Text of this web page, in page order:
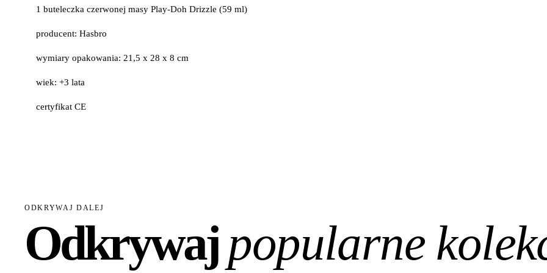
1 buteleczka czerwonej masy Play-Doh Drizzle (59 ml)
producent: Hasbro
wymiary opakowania: 21,5 x 28 x 8 cm
wiek: +3 lata
certyfikat CE
ODKRYWAJ DALEJ
Odkrywaj popularne